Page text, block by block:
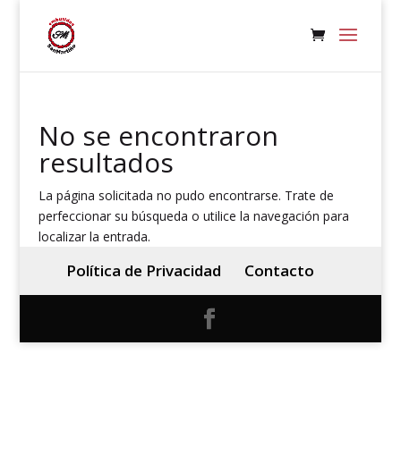
No se encontraron
resultados
La página solicitada no pudo encontrarse. Trate de
perfeccionar su búsqueda o utilice la navegación para
localizar la entrada.
Política de Privacidad Contacto